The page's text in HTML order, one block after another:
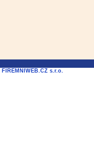
FIREMNIWEB.CZ s.r.o.